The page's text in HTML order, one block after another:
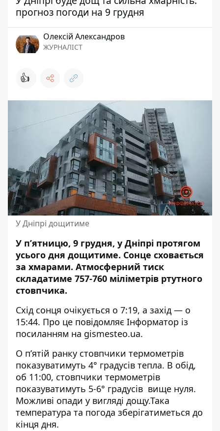
прогноз погоди на 9 грудня
Олексій Александров
ЖУРНАЛІСТ
👍
У Дніпрі дощитиме
У п’ятницю, 9 грудня, у Дніпрі протягом
усього дня дощитиме. Сонце сховається
за хмарами. Атмосферний тиск
складатиме 757-760 міліметрів ртутного
стовпчика.
Схід сонця очікується о 7:19, а захід — о
15:44. Про це повідомляє Інформатор із
посиланням на gismesteo.ua.
О п’ятій ранку стовпчики термометрів
показуватимуть 4° градусів тепла. В обід,
об 11:00, стовпчики термометрів
показуватимуть 5-6° градусів вище нуля.
Можливі опади у вигляді дощу.Така
температура та погода зберігатиметься до
кінця дня.